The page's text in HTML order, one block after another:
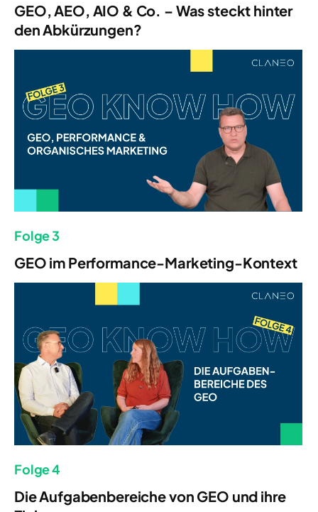
GEO, AEO, AIO & Co. – Was steckt hinter
den Abkürzungen?
Folge 3
GEO im Performance-Marketing-Kontext
Folge 4
Die Aufgabenbereiche von GEO und ihre